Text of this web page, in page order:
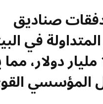
صناديق
في
بمقدار 1.1 مليار
المؤسسي